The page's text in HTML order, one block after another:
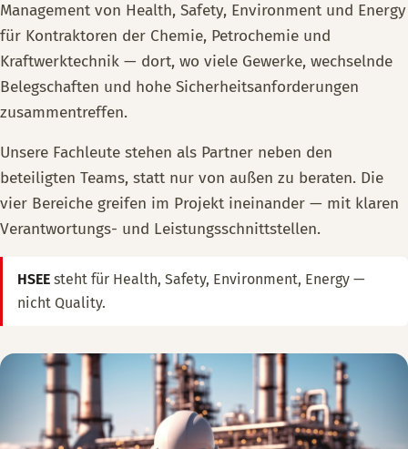
Management von Health, Safety, Environment und Energy
für Kontraktoren der Chemie, Petrochemie und
Kraftwerktechnik — dort, wo viele Gewerke, wechselnde
Belegschaften und hohe Sicherheitsanforderungen
zusammentreffen.
Unsere Fachleute stehen als Partner neben den
beteiligten Teams, statt nur von außen zu beraten. Die
vier Bereiche greifen im Projekt ineinander — mit klaren
Verantwortungs- und Leistungsschnittstellen.
HSEE steht für Health, Safety, Environment, Energy —
nicht Quality.